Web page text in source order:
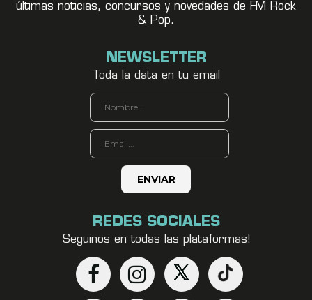
últimas noticias, concursos y novedades de FM Rock
& Pop.
NEWSLETTER
Toda la data en tu email
REDES SOCIALES
Seguinos en todas las plataformas!